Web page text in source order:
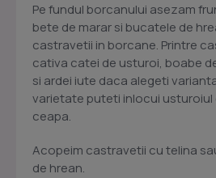
Pe fundul borcanului asezam
bete de marar si bucatele de
castravetii in borcane. Printre
cativa catei de usturoi, boabe
si ardei iute daca alegeti
varietate puteti inlocui usturoiul
ceapa.
Acopeim castravetii cu telina
de hrean.